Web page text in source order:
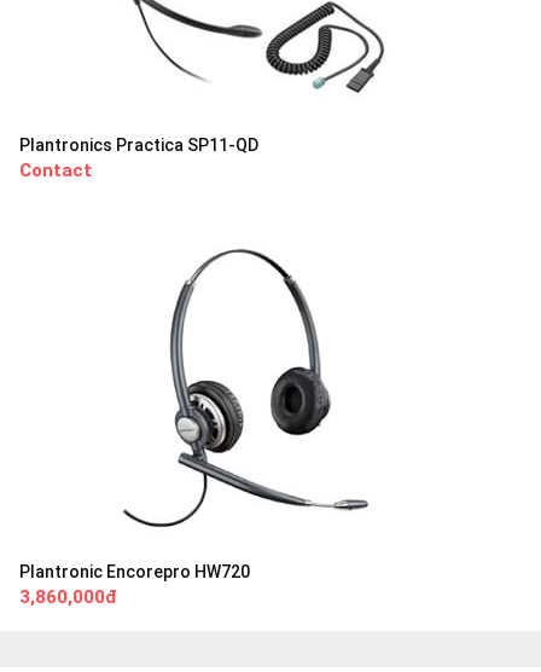
Plantronics Practica SP11-QD
Contact
Plantronic Encorepro HW720
3,860,000đ